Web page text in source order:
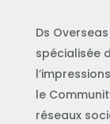
Ds
spécialisée
le
réseaux